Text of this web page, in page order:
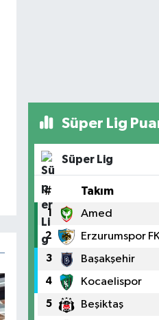
Süper Lig
Süper Lig
# Takım
1 Amed
2 Erzurumspor
3 Başakşehir
4 Kocaelispor
5 Beşiktaş